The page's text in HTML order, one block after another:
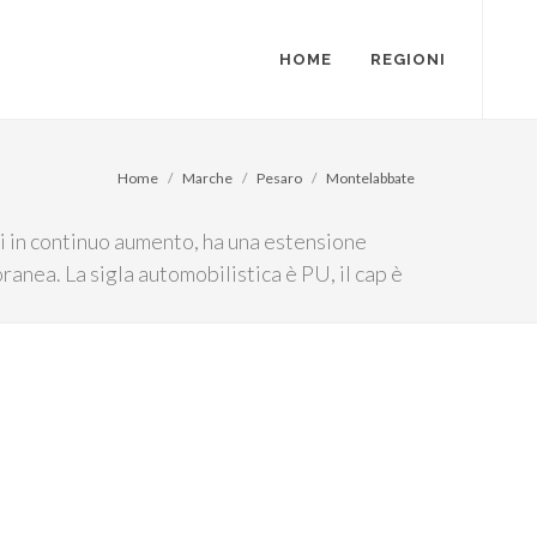
HOME REGIONI
continuo aumento, ha una estensione
La sigla automobilistica è PU, il cap è
Home Marche Pesaro Montelabbate